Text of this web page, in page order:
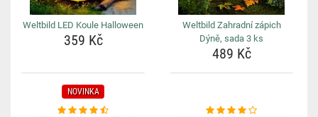
Weltbild LED Koule Halloween
359 Kč
Weltbild Zahradní zápich
Dýně, sada 3 ks
489 Kč
NOVINKA